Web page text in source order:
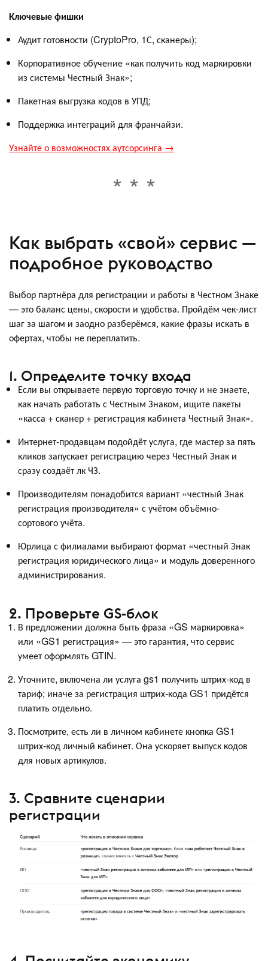
Ключевые фишки
Аудит готовности (CryptoPro, 1С, сканеры);
Корпоративное обучение «как получить код маркировки
из системы Честный Знак»;
Пакетная выгрузка кодов в УПД;
Поддержка интеграций для франчайзи.
Узнайте о возможностях аутсорсинга →
Как выбрать «свой» сервис —
подробное руководство
Выбор партнёра для регистрации и работы в Честном Знаке
— это баланс цены, скорости и удобства. Пройдём чек-лист
шаг за шагом и заодно разберёмся, какие фразы искать в
офертах, чтобы не переплатить.
1. Определите точку входа
Если вы открываете первую торговую точку и не знаете,
как начать работать с Честным Знаком, ищите пакеты
«касса + сканер + регистрация кабинета Честный Знак».
Интернет-продавцам подойдёт услуга, где мастер за пять
кликов запускает регистрацию через Честный Знак и
сразу создаёт лк ЧЗ.
Производителям понадобится вариант «честный Знак
регистрация производителя» с учётом объёмно-
сортового учёта.
Юрлица с филиалами выбирают формат «честный Знак
регистрация юридического лица» и модуль доверенного
администрирования.
2. Проверьте GS-блок
В предложении должна быть фраза «GS маркировка»
или «GS1 регистрация» — это гарантия, что сервис
умеет оформлять GTIN.
Уточните, включена ли услуга gs1 получить штрих-код в
тариф; иначе за регистрация штрих-кода GS1 придётся
платить отдельно.
Посмотрите, есть ли в личном кабинете кнопка GS1
штрих-код личный кабинет. Она ускоряет выпуск кодов
для новых артикулов.
3. Сравните сценарии
регистрации